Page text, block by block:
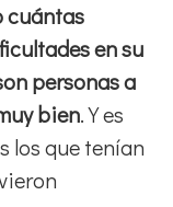
cuántas
en su
personas a
bien. Y es
los que tenían